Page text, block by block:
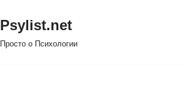
Psylist.net
Просто о Психологии